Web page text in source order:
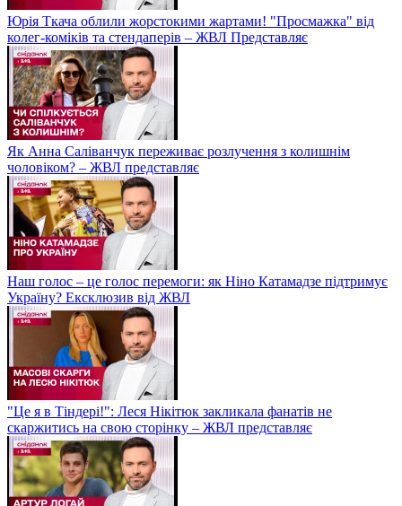
Юрія Ткача облили жорстокими жартами! "Просмажка" від
колег-коміків та стендаперів – ЖВЛ Представляє
Як Анна Саліванчук переживає розлучення з колишнім
чоловіком? – ЖВЛ представляє
Наш голос – це голос перемоги: як Ніно Катамадзе підтримує
Україну? Ексклюзив від ЖВЛ
"Це я в Тіндері!": Леся Нікітюк закликала фанатів не
скаржитись на свою сторінку – ЖВЛ представляє